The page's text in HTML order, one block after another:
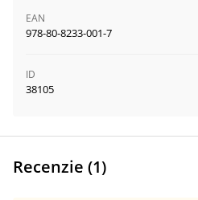
EAN
978-80-8233-001-7
ID
38105
Recenzie (1)